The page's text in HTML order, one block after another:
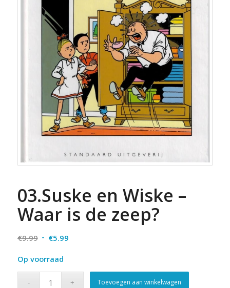
03.Suske en Wiske –
Waar is de zeep?
€9.99 Oorspronkelijke
was:
€9.99.
€5.99Huidige
€5.99.
Op voorraad
Toevoegen aan winkelwagen